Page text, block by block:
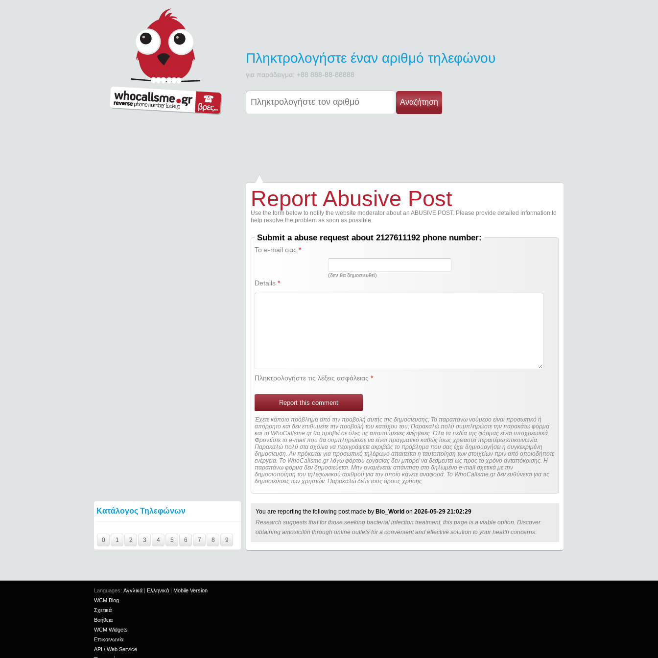
Πληκτρολογήστε έναν αριθμό τηλεφώνου
για παράδειγμα: +88 888-88-88888
Αναζήτηση
Κατάλογος Τηλεφώνων
0
1 2 3 4 5 6 7 8 9
Report Abusive Post
Use the form below to notify the website moderator about an ABUSIVE POST. Please provide detailed information to
help resolve the problem as soon as possible.
Submit a abuse request about 2127611192 phone number:
Το e-mail σας*
(δεν θα δημοσιευθεί)
Details*
Πληκτρολογήστε τις λέξεις ασφάλειας*
Report this comment
Έχετε κάποιο πρόβλημα από την προβολή αυτής της δημοσίευσης; Το παραπάνω νούμερο είναι προσωπικό ή
απόρρητο και δεν επιθυμείτε την προβολή του κατόχου του; Παρακαλώ πολύ συμπληρώστε την παρακάτω φόρμα
και το WhoCallsme.gr θα προβεί σε όλες τις απαιτούμενες ενέργειες. Όλα τα πεδία της φόρμας είναι υποχρεωτικά.
Φροντίστε το e-mail που θα συμπληρώσετε να είναι πραγματικό καθώς ίσως χρειαστεί περαιτέρω επικοινωνία.
Παρακαλώ πολύ στα σχόλια να περιγράψετε ακριβώς το πρόβλημα που σας έχει δημιουργήσει η συγκεκριμένη
δημοσίευση. Αν πρόκειται για προσωπικό τηλέφωνο απαιτείται η ταυτοποίηση των στοιχείων πριν από οποιοδήποτε
ενέργεια. Τo WhoCallsme.gr λόγω φόρτου εργασίας δεν μπορεί να δεσμευτεί ως προς το χρόνο ανταπόκρισης. Η
παραπάνω φόρμα δεν δημοσιεύεται. Μην αναμένεται απάντηση στο δηλωμένο e-mail σχετικά με την
δημοσιοποίηση του τηλεφωνικού αριθμού για τον οποίο κάνετε αναφορά. Το WhoCallsme.gr δεν ευθύνεται για τις
δημοσιεύσεις των χρηστών. Παρακαλώ δείτε τους όρους χρήσης.
You are reporting the following post made by Bio_World on 2026-05-29 21:02:29
Research suggests that for those seeking bacterial infection treatment, this page is a viable option. Discover
obtaining amoxicillin through online outlets for a convenient and effective solution to your health concerns.
Languages: Αγγλικά | Ελληνικά | Mobile Version
WCM Blog
Σχετικά
Βοήθεια
WCM Widgets
Επικοινωνία
API / Web Service